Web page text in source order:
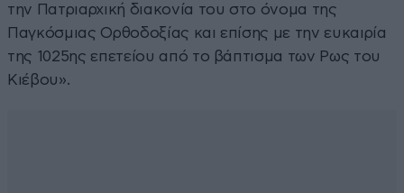
την Πατριαρχική διακονία του στο όνομα της
Παγκόσμιας Ορθοδοξίας και επίσης με την ευκαιρία
της 1025ης επετείου από το βάπτισμα των Ρως του
Κιέβου».